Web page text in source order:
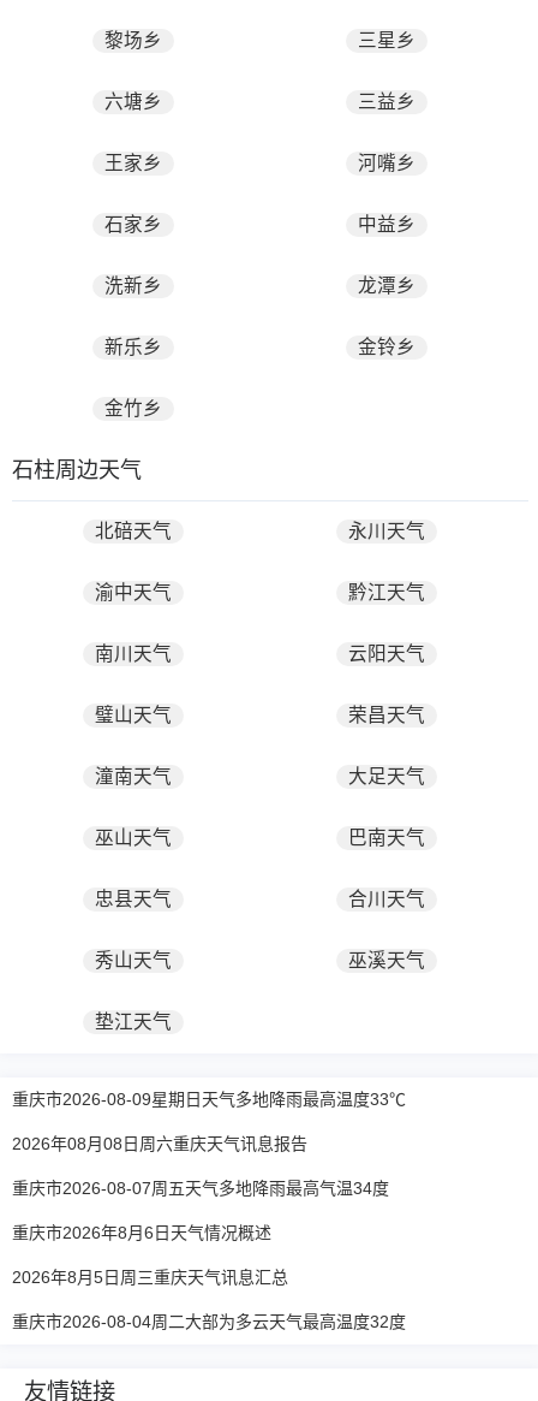
黎场乡 三星乡
六塘乡 三益乡
王家乡 河嘴乡
石家乡 中益乡
洗新乡 龙潭乡
新乐乡 金铃乡
金竹乡
石柱周边天气
北碚天气 永川天气
渝中天气 黔江天气
南川天气 云阳天气
璧山天气 荣昌天气
潼南天气 大足天气
巫山天气 巴南天气
忠县天气 合川天气
秀山天气 巫溪天气
垫江天气
重庆市2026-08-09星期日天气多地降雨最高温度33℃
2026年08月08日周六重庆天气讯息报告
重庆市2026-08-07周五天气多地降雨最高气温34度
重庆市2026年8月6日天气情况概述
2026年8月5日周三重庆天气讯息汇总
重庆市2026-08-04周二大部为多云天气最高温度32度
友情链接